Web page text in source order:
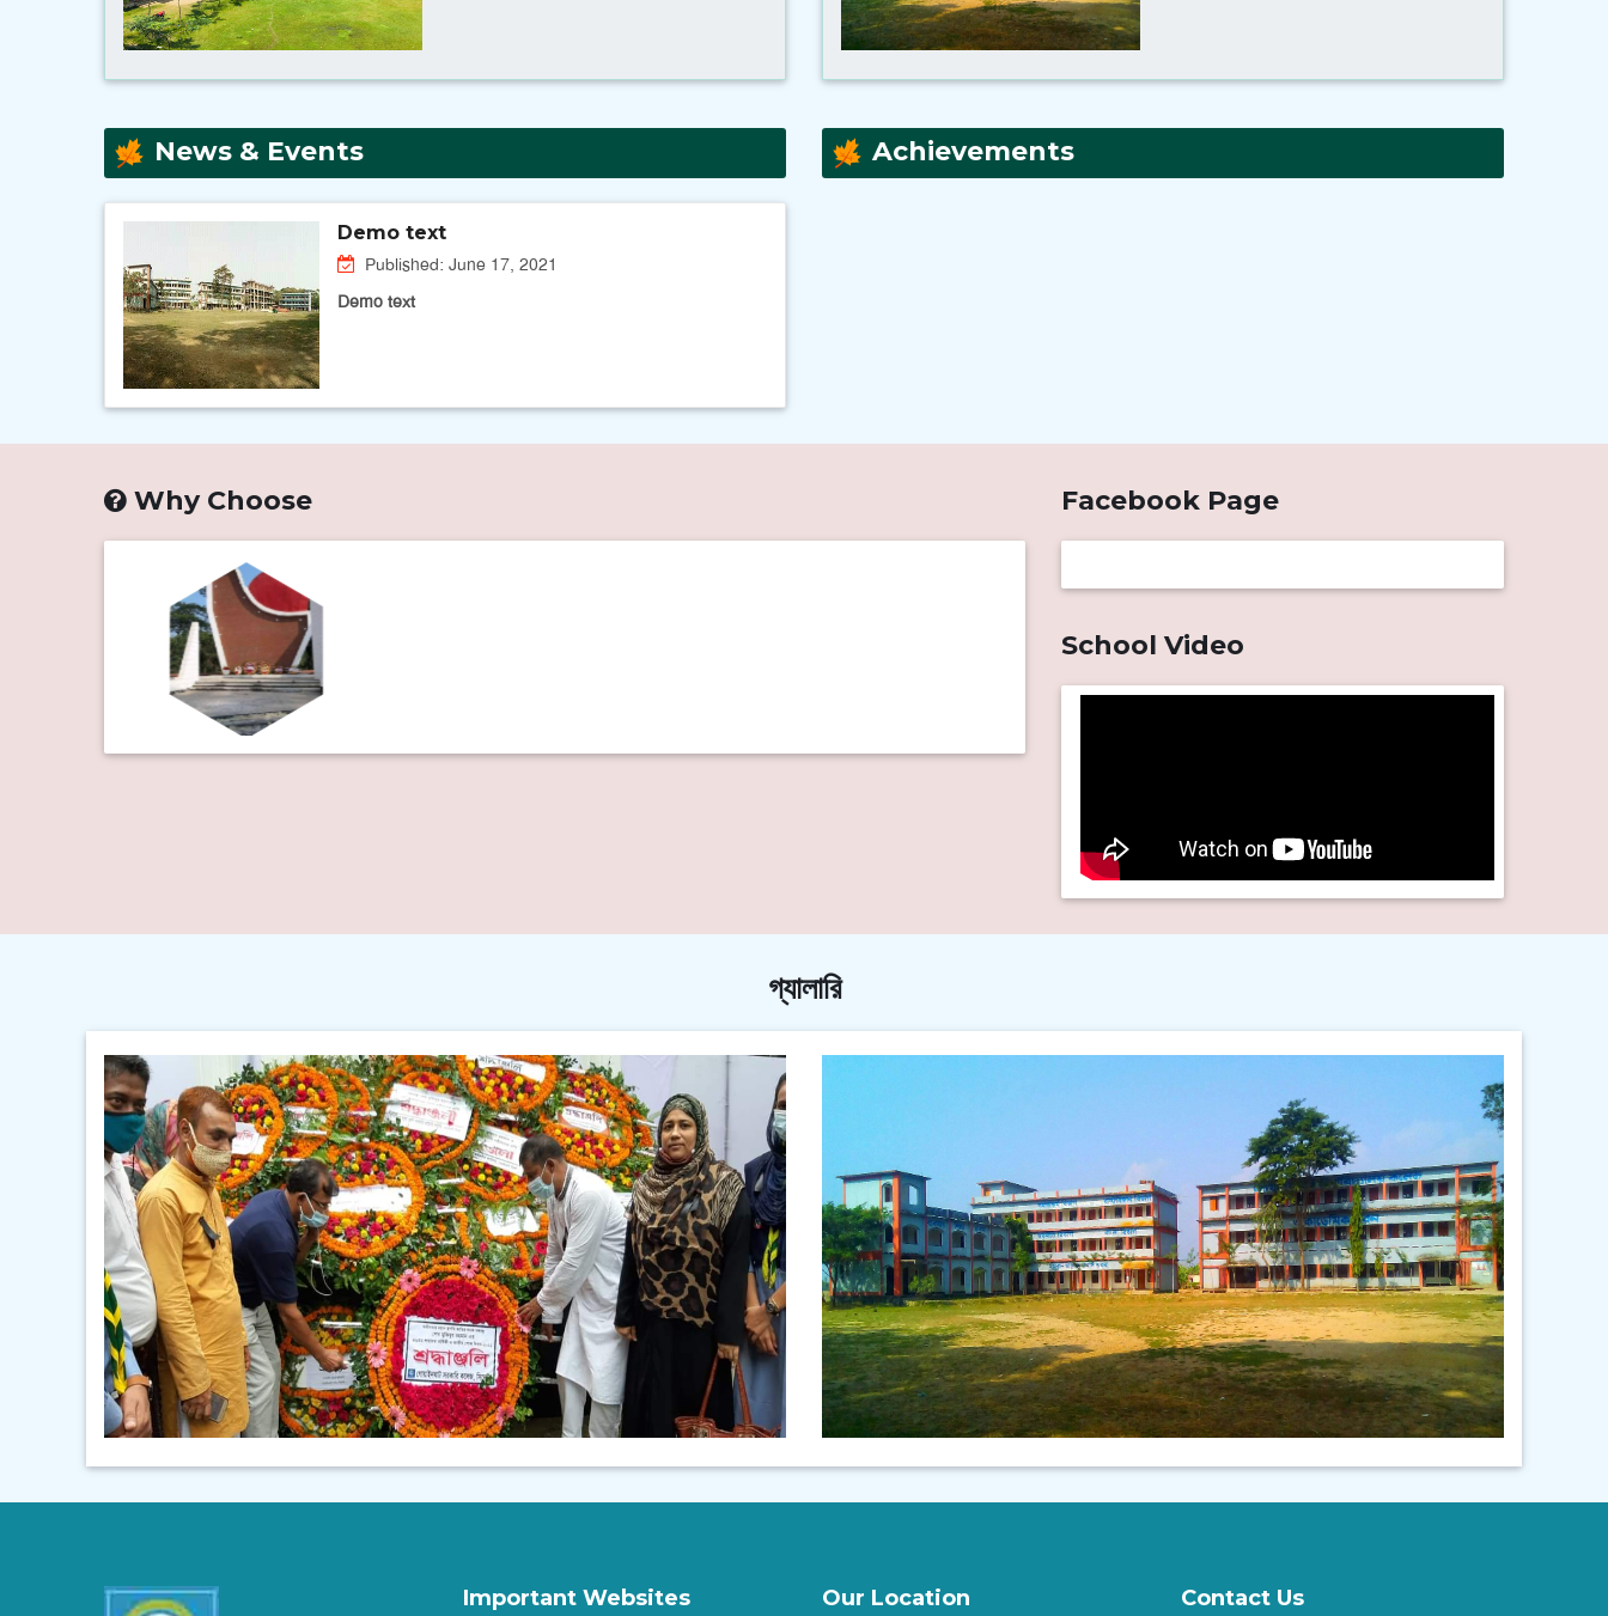
বন্ধের নোটিশ
||Published: June 30, 2026
NOC-VP Tapan Krishna Deb
||Published: June 6, 2026
2023-2024 শিক্ষাবর্ষের ডিগ্রি (পাস) ১ম
বর্ষের উপবৃত্তির আবেদনের নোটিশ
||Published: May 19, 2026
২০২৫-২০২৬ শিক্ষাবর্ষের অনার্স ১ম বর্ষে
ভর্তির বিজ্ঞপ্তি
||Published: May 7, 2026
2025-26 শিক্ষাবর্ষের একাদশ শ্রেণির উপবৃত্তি
News & Events
Demo text
Published: June 17, 2021
Demo text
Achievements
Why Choose Facebook Page
School Video
গ্যালারি
ভিডিও গ্যালারি ফটো গ্যালারি
Important Websites Our Location Contact Us